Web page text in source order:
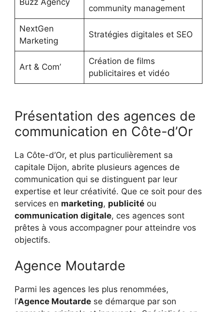
community management
NextGen
Marketing
Stratégies digitales et SEO
Art & Com’
Création de films
publicitaires et vidéo
Présentation des agences de
communication en Côte-d’Or
La Côte-d’Or, et plus particulièrement sa
capitale Dijon, abrite plusieurs agences de
communication qui se distinguent par leur
expertise et leur créativité. Que ce soit pour des
services en marketing, publicité ou
communication digitale, ces agences sont
prêtes à vous accompagner pour atteindre vos
objectifs.
Agence Moutarde
Parmi les agences les plus renommées,
l’Agence Moutarde se démarque par son